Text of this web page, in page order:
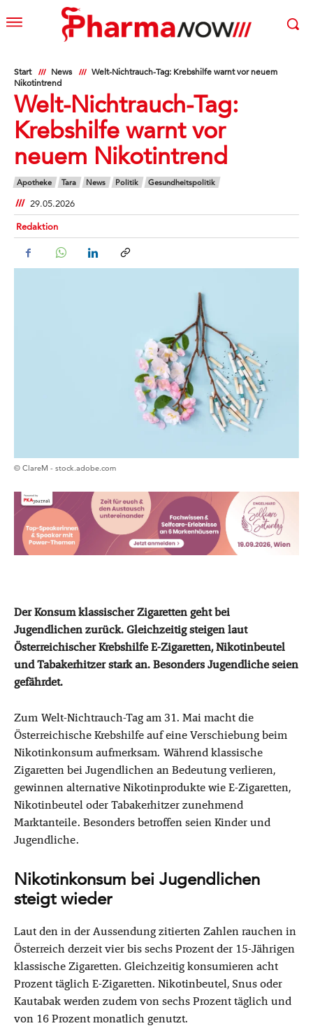
Start News
Welt-Nichtrauch-Tag: Krebshilfe warnt vor neuem
Nikotintrend
Welt-Nichtrauch-Tag:
Krebshilfe warnt vor
neuem Nikotintrend
Apotheke Tara News Politik Gesundheitspolitik
29.05.2026
Redaktion
© ClareM - stock.adobe.com
Der Konsum klassischer Zigaretten geht bei
Jugendlichen zurück. Gleichzeitig steigen laut
Österreichischer Krebshilfe E-Zigaretten, Nikotinbeutel
und Tabakerhitzer stark an. Besonders Jugendliche seien
gefährdet.
Zum Welt-Nichtrauch-Tag am 31. Mai macht die
Österreichische Krebshilfe auf eine Verschiebung beim
Nikotinkonsum aufmerksam. Während klassische
Zigaretten bei Jugendlichen an Bedeutung verlieren,
gewinnen alternative Nikotinprodukte wie E-Zigaretten,
Nikotinbeutel oder Tabakerhitzer zunehmend
Marktanteile. Besonders betroffen seien Kinder und
Jugendliche.
Nikotinkonsum bei Jugendlichen
steigt wieder
Laut den in der Aussendung zitierten Zahlen rauchen in
Österreich derzeit vier bis sechs Prozent der 15-Jährigen
klassische Zigaretten. Gleichzeitig konsumieren acht
Prozent täglich E-Zigaretten. Nikotinbeutel, Snus oder
Kautabak werden zudem von sechs Prozent täglich und
von 16 Prozent monatlich genutzt.